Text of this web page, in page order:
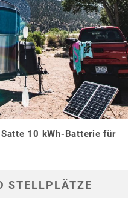
10 kWh-Batterie für
STELLPLÄTZE